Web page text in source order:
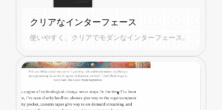
クリアなインターフェース
使いやすく、クリアでモダンなインターフェース。